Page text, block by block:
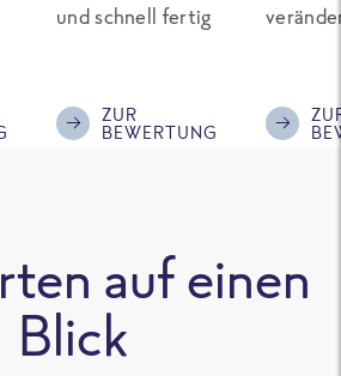
und schnell fertig
ZUR
BEWERTUNG
auf einen
Blick